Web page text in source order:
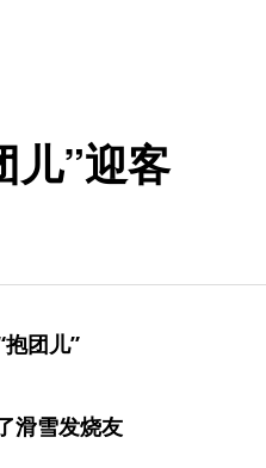
儿”迎客
团儿”
滑雪发烧友